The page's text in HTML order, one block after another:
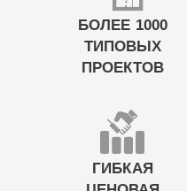
БОЛЕЕ 1000
ТИПОВЫХ
ПРОЕКТОВ
ГИБКАЯ